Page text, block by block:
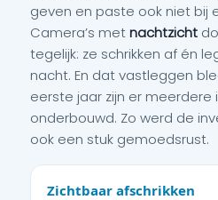
geven en paste ook niet bij
Camera’s metnachtzicht
tegelijk: ze schrikken af én
nacht. En dat vastleggen
eerste jaar zijn er
onderbouwd. Zo werd de
ook een stuk gemoedsrust.
Zichtbaar afschrikken